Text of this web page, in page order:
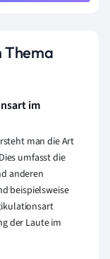
Thema
im
man die Art
umfasst die
anderen
beispielsweise
der Laute im